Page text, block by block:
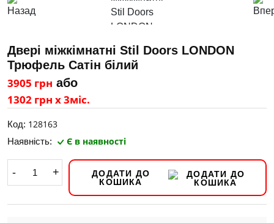
Двері міжкімнатні Stil Doors LONDON
Трюфель Сатін білий
3905 грн або
1302 грн х 3міс.
Код: 128163
Наявність: Є в наявності
- +
ДОДАТИ ДО
КОШИКА